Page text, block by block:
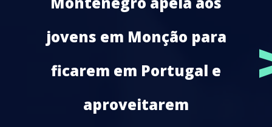
jovens em Monção para
ficarem em Portugal e
aproveitarem